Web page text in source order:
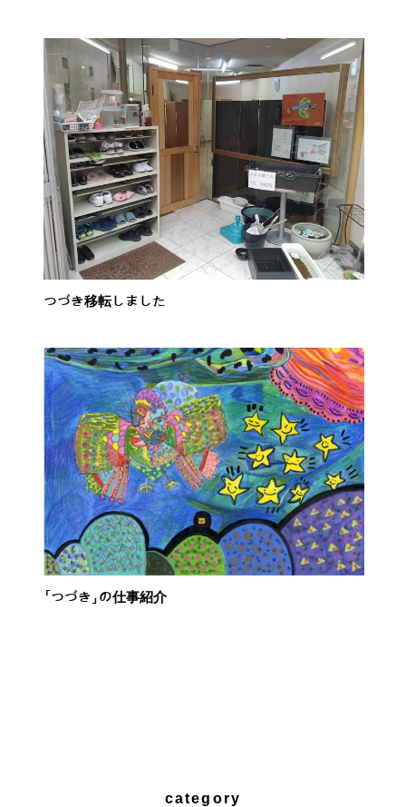
つづき移転しました
「つづき」の仕事紹介
category